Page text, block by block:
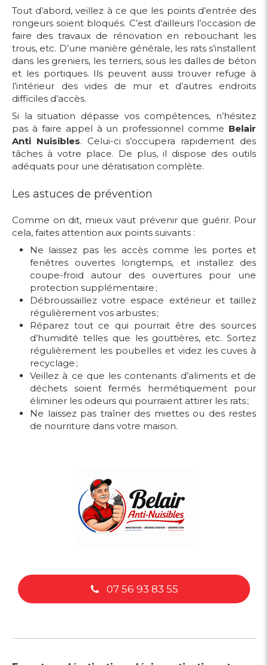
Tout d’abord, veillez à ce que les points d’entrée des
rongeurs soient bloqués. C’est d’ailleurs l’occasion de
faire des travaux de rénovation en rebouchant les
trous, etc. D’une manière générale, les rats s’installent
dans les greniers, les terriers, sous les dalles de béton
et les portiques. Ils peuvent aussi trouver refuge à
l’intérieur des vides de mur et d’autres endroits
difficiles d’accès.
Si la situation dépasse vos compétences, n’hésitez
pas à faire appel à un professionnel comme Belair
Anti Nuisibles. Celui-ci s’occupera rapidement des
tâches à votre place. De plus, il dispose des outils
adéquats pour une dératisation complète.
Les astuces de prévention
Comme on dit, mieux vaut prévenir que guérir. Pour
cela, faites attention aux points suivants :
Ne laissez pas les accès comme les portes et
fenêtres ouvertes longtemps, et installez des
coupe-froid autour des ouvertures pour une
protection supplémentaire ;
Débroussaillez votre espace extérieur et taillez
régulièrement vos arbustes ;
Réparez tout ce qui pourrait être des sources
d’humidité telles que les gouttières, etc. Sortez
régulièrement les poubelles et videz les cuves à
recyclage ;
Veillez à ce que les contenants d’aliments et de
déchets soient fermés hermétiquement pour
éliminer les odeurs qui pourraient attirer les rats ;
Ne laissez pas traîner des miettes ou des restes
de nourriture dans votre maison.
07 56 93 83 55